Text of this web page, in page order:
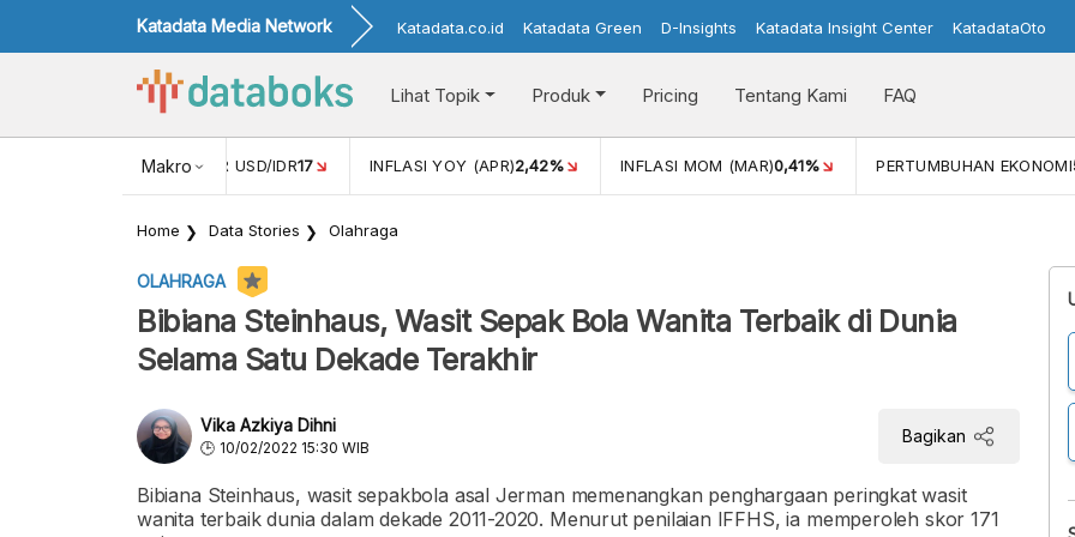
Katadata Media Network Katadata.co.id Katadata Green D-Insights Katadata Insight Center KatadataOto
Lihat Topik Produk Pricing Tentang Kami FAQ
Makro
NILAI TUKAR USD/IDR17 INFLASI YOY (APR)2,42% INFLASI MOM (MAR)0,41% PERTUMBUHAN EKONOMI
Home Data Stories Olahraga
OLAHRAGA
Bibiana Steinhaus, Wasit Sepak Bola Wanita Terbaik di Dunia
Selama Satu Dekade Terakhir
Vika Azkiya Dihni
10/02/2022 15:30 WIB
Bagikan
Bibiana Steinhaus, wasit sepakbola asal Jerman memenangkan penghargaan peringkat wasit
wanita terbaik dunia dalam dekade 2011-2020. Menurut penilaian IFFHS, ia memperoleh skor 171